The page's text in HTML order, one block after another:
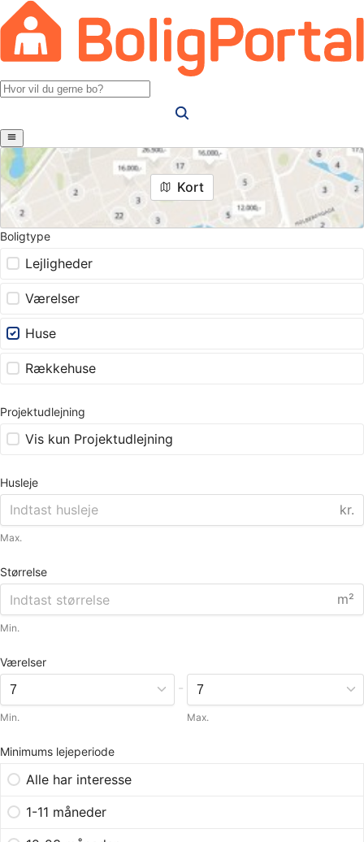
Kort
Boligtype
Lejligheder
Værelser
Huse
Rækkehuse
Projektudlejning
Vis kun Projektudlejning
Husleje
kr.
Max.
Størrelse
m²
Min.
Værelser
Min.
-
Max.
Minimums lejeperiode
Alle har interesse
1-11 måneder